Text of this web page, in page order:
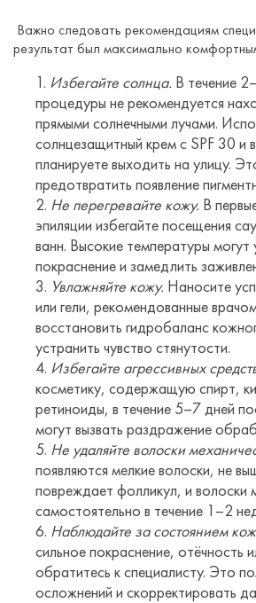
Важно следовать рекомендациям
результат был максимально
Избегайте солнца. В течение
процедуры не рекомендуется
прямыми солнечными лучами.
солнцезащитный крем с SPF 30 и
планируете выходить на улицу.
предотвратить появление
Не перегревайте кожу. В
эпиляции избегайте посещения
ванн. Высокие температуры могут
покраснение и замедлить
Увлажняйте кожу. Наносите
или гели, рекомендованные
восстановить гидробаланс
устранить чувство стянутости.
Избегайте агрессивных
косметику, содержащую спирт,
ретиноиды, в течение 5–7 дней
могут вызвать раздражение
Не удаляйте волоски
появляются мелкие волоски, не
повреждает фолликул, и волоски
самостоятельно в течение 1–2
Наблюдайте за состоянием
сильное покраснение, отёчность
обратитесь к специалисту. Это
осложнений и скорректировать